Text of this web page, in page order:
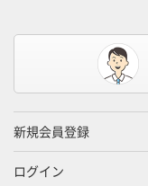
新規会員登録
ログイン